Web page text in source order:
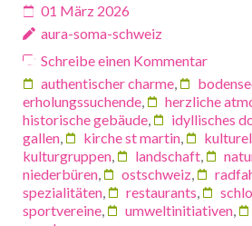
01 März 2026
aura-soma-schweiz
Schreibe einen Kommentar
authentischer charme,
erholungssuchende, herzliche
historische gebäude, idyllisches
gallen, kirche st martin,
kulturgruppen, landschaft,
niederbüren, ostschweiz,
spezialitäten, restaurants,
sportvereine, umweltinitiativen,